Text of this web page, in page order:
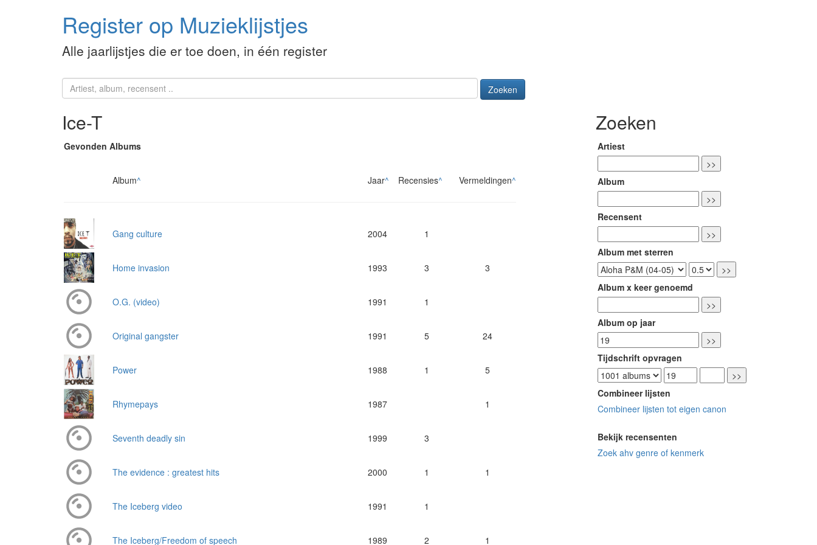
Register op Muzieklijstjes
Alle jaarlijstjes die er toe doen, in één register
Zoeken
Ice-T
Gevonden Albums
Album^ Jaar^ Recensies^ Vermeldingen^
Gang culture 2004 1
Home invasion 1993 3 3
O.G. (video) 1991 1
Original gangster 1991 5 24
Power 1988 1 5
Rhymepays 1987 1
Seventh deadly sin 1999 3
The evidence : greatest hits 2000 1 1
The Iceberg video 1991 1
The Iceberg/Freedom of speech 1989 2 1
Zoeken
Artiest
Album
Recensent
Album met sterren
Album x keer genoemd
Album op jaar
Tijdschrift opvragen
Combineer lijsten
Combineer lijsten tot eigen canon
Bekijk recensenten
Zoek ahv genre of kenmerk